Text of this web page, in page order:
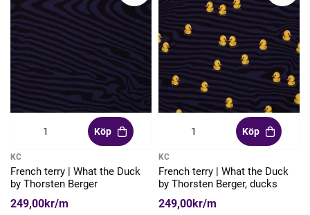
Köp
KC
French terry | What the Duck
by Thorsten Berger
249,00kr/m
Köp
KC
French terry | What the Duck
by Thorsten Berger, ducks
249,00kr/m